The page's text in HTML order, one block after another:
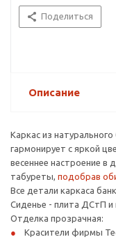
Поделиться
Описание
Каркас из
гармонирует с яркой
весеннее настроение в
табуреты, подобрав
Все детали каркаса
Сиденье - плита ДСтП
Отделка прозрачная:
Красители фирмы